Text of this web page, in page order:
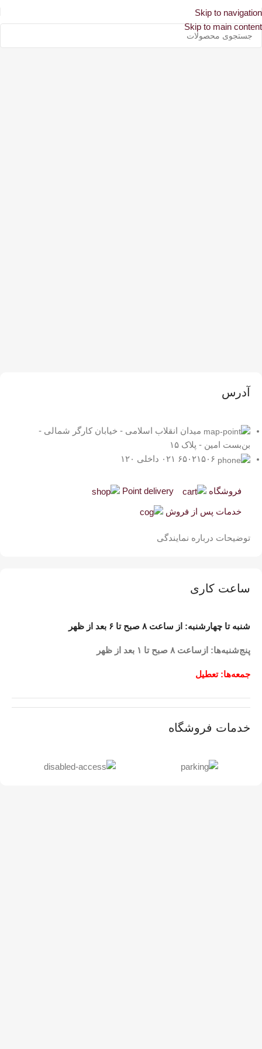
Skip to navigation
Skip to main content
آدرس
میدان انقلاب اسلامی - خیابان کارگر شمالی -
بن‌بست امین - پلاک ۱۵
۶۵۰۲۱۵۰۶ ۰۲۱ داخلی ۱۲۰
فروشگاه Point delivery
خدمات پس از فروش
توضیحات درباره نمایندگی
ساعت کاری
شنبه تا چهارشنبه: از ساعت ۸ صبح تا ۶ بعد از ظهر
پنج‌شنبه‌ها: ازساعت ۸ صبح تا ۱ بعد از ظهر
جمعه‌ها: تعطیل
خدمات فروشگاه